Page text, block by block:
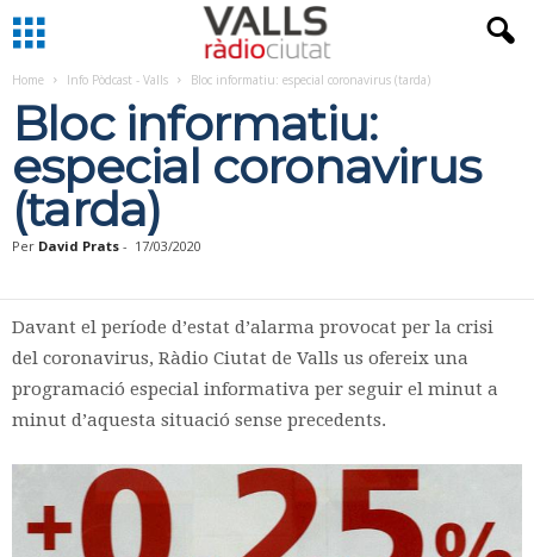
Home Info Pòdcast - Valls Bloc informatiu: especial coronavirus (tarda)
Bloc informatiu:
especial coronavirus
(tarda)
Per David Prats - 17/03/2020
Davant el període d’estat d’alarma provocat per la crisi
del coronavirus, Ràdio Ciutat de Valls us ofereix una
programació especial informativa per seguir el minut a
minut d’aquesta situació sense precedents.